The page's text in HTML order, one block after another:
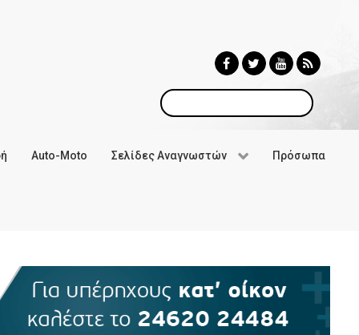
Αναζήτηση
Auto-Moto Σελίδες Αναγνωστών Πρόσωπα